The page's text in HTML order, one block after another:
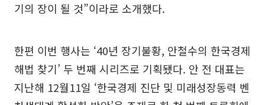
기의 장이 될 것”이라로 소개했다.
한편 이번 행사는 ‘40년 장기불황, 안철수의 한국경제
해법 찾기’ 두 번째 시리즈로 기획됐다. 안 전 대표는
지난해 12월11일 ‘한국경제 진단 및 미래성장동력 벤